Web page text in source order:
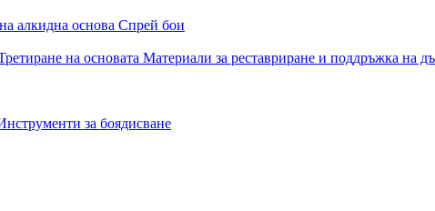
алкидна основа Спрей бои
на основата Материали за реставриране и поддръжка на
за боядисване